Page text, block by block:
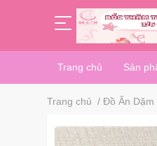
Trang chủ Sản
Trang chủ / Đồ Ăn Dặm